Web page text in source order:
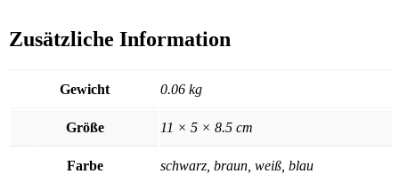
Zusätzliche Information
Gewicht 0.06 kg
Größe 11 × 5 × 8.5 cm
Farbe schwarz, braun, weiß, blau